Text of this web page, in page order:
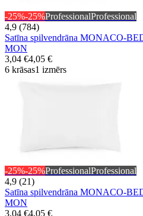
-25%-25%ProfessionalProfessional
4,9 (784)
Satīna spilvendrāna MONACO-
MON
3,04 €4,05 €
6 krāsas1 izmērs
-25%-25%ProfessionalProfessional
4,9 (21)
Satīna spilvendrāna MONACO-
MON
3,04 €4,05 €